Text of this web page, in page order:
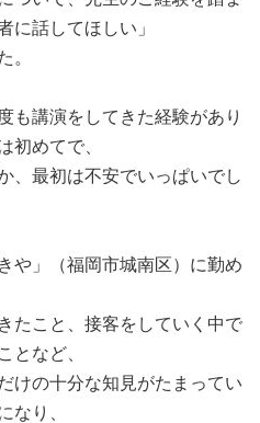
に話してほしい」
。
も講演をしてきた経験があり
初めてで、
、最初は不安でいっぱいでし
や」（福岡市城南区）に勤め
たこと、接客をしていく中で
となど、
けの十分な知見がたまってい
なり、